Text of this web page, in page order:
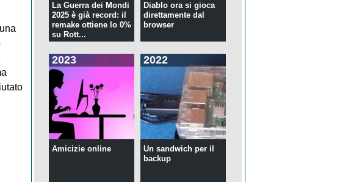
La Guerra dei Mondi
2025 è già record: il
remake ottiene lo 0%
su Rott...
Diablo ora si gioca
direttamente dal
browser
2023
Amicizie online
2022
Un sandwich per il
backup